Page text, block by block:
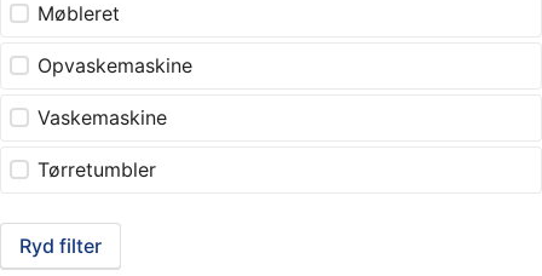
Møbleret
Opvaskemaskine
Vaskemaskine
Tørretumbler
Ryd filter